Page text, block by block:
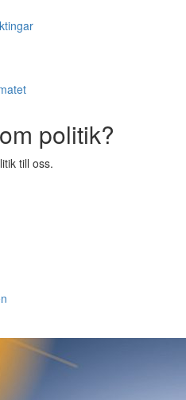
politik?
till oss.